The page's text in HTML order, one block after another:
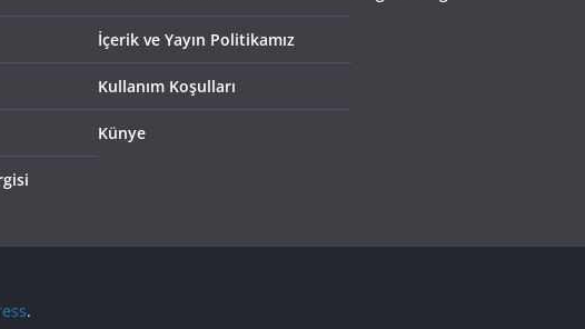
İçerik ve Yayın Politikamız
Kullanım Koşulları
Künye
.